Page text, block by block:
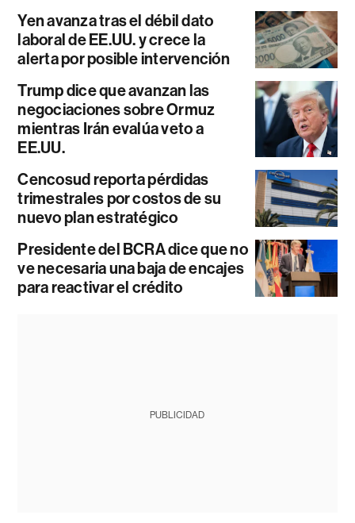
Yen avanza tras el débil dato
laboral de EE.UU. y crece la
alerta por posible intervención
Trump dice que avanzan las
negociaciones sobre Ormuz
mientras Irán evalúa veto a
EE.UU.
Cencosud reporta pérdidas
trimestrales por costos de su
nuevo plan estratégico
Presidente del BCRA dice que no
ve necesaria una baja de encajes
para reactivar el crédito
PUBLICIDAD